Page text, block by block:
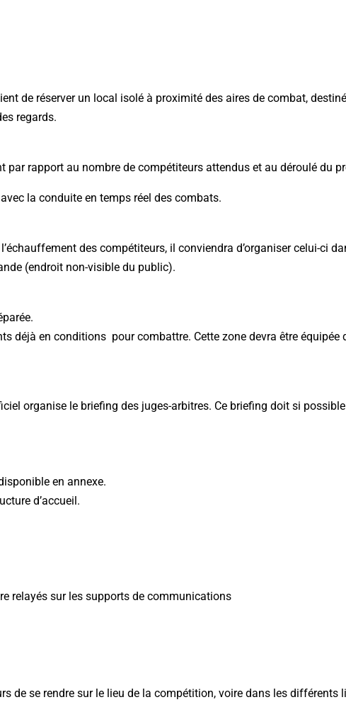
de réserver un local isolé à proximité des aires de combat,
regards.
rapport au nombre de compétiteurs attendus et au déroulé du
la conduite en temps réel des combats.
des compétiteurs, il conviendra d’organiser celui-ci
(endroit non-visible du public).
déjà en conditions pour combattre. Cette zone devra être équipée
organise le briefing des juges-arbitres. Ce briefing doit si
en annexe.
d’accueil.
relayés sur les supports de communications
de se rendre sur le lieu de la compétition, voire dans les différents